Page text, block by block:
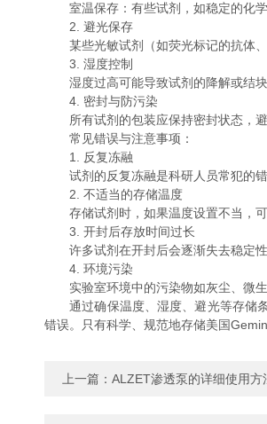
室温保存：有些试剂，如稳定的化学
2. 避光保存
某些光敏试剂（如荧光标记的抗体、
3. 湿度控制
湿度过高可能导致试剂的降解或结块
4. 密封与防污染
所有试剂的包装应保持密封状态，避
常见错误与注意事项：
1. 反复冻融
试剂的反复冻融是科研人员常犯的错
2. 不适当的存储温度
存储试剂时，如果温度设置不当，可
3. 开封后存放时间过长
许多试剂在开封后会逐渐失去稳定性
4. 环境污染
实验室环境中的污染物如灰尘、微生
通过确保温度、湿度、避光等存储条
错误。只有科学、规范地存储美国
上一篇： ALZET渗透泵的详细使用方